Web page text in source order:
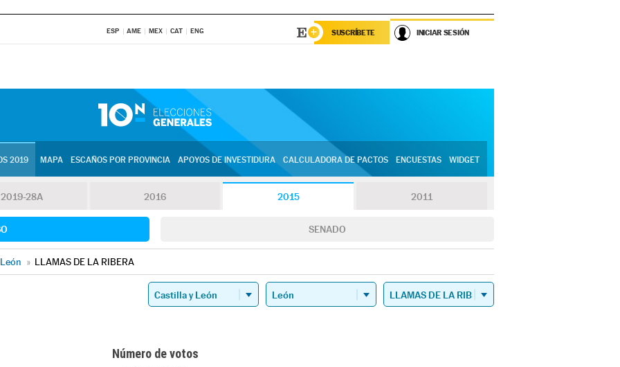
ESP AME MEX CAT ENG SUSCRÍBETE INICIAR SESIÓN
2019 MAPA ESCAÑOS POR PROVINCIA APOYOS DE INVESTIDURA CALCULADORA DE PACTOS ENCUESTAS WIDGET
2019-28A 2016 2015 2011
SENADO
León » LLAMAS DE LA RIBERA
Número de votos